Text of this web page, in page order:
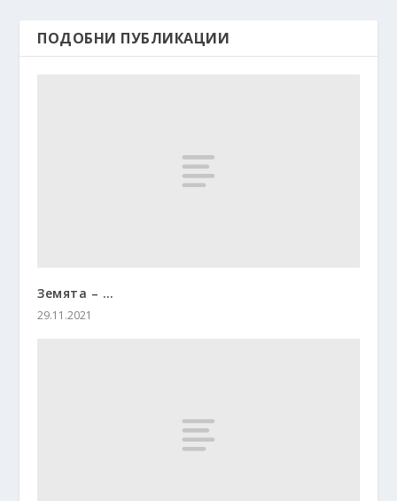
ПОДОБНИ ПУБЛИКАЦИИ
Земята – …
29.11.2021